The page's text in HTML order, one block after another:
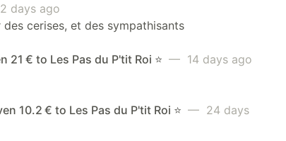
days ago
cerises, et des sympathisants
21 € to Les Pas du P'tit Roi ⭐️ — 14 days ago
10.2 € to Les Pas du P'tit Roi ⭐️ — 24 days